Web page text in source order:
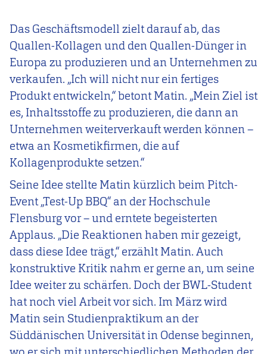
Das Geschäftsmodell zielt darauf ab, das
Quallen-Kollagen und den Quallen-Dünger in
Europa zu produzieren und an Unternehmen zu
verkaufen. „Ich will nicht nur ein fertiges
Produkt entwickeln,“ betont Matin. „Mein Ziel ist
es, Inhaltsstoffe zu produzieren, die dann an
Unternehmen weiterverkauft werden können –
etwa an Kosmetikfirmen, die auf
Kollagenprodukte setzen.“
Seine Idee stellte Matin kürzlich beim Pitch-
Event „Test-Up BBQ“ an der Hochschule
Flensburg vor – und erntete begeisterten
Applaus. „Die Reaktionen haben mir gezeigt,
dass diese Idee trägt,“ erzählt Matin. Auch
konstruktive Kritik nahm er gerne an, um seine
Idee weiter zu schärfen. Doch der BWL-Student
hat noch viel Arbeit vor sich. Im März wird
Matin sein Studienpraktikum an der
Süddänischen Universität in Odense beginnen,